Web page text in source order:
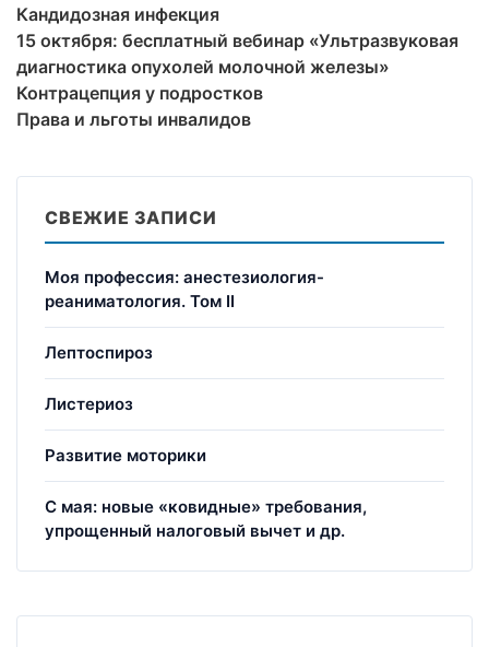
Кандидозная инфекция
15 октября: бесплатный вебинар «Ультразвуковая
диагностика опухолей молочной железы»
Контрацепция у подростков
Права и льготы инвалидов
СВЕЖИЕ ЗАПИСИ
Моя профессия: анестезиология-
реаниматология. Том II
Лептоспироз
Листериоз
Развитие моторики
С мая: новые «ковидные» требования,
упрощенный налоговый вычет и др.